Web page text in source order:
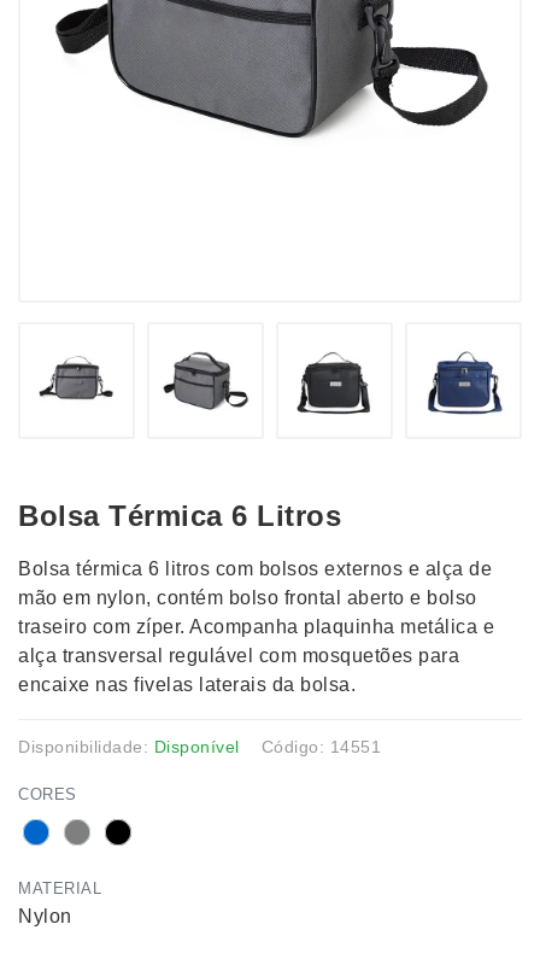
Bolsa Térmica 6 Litros
Bolsa térmica 6 litros com bolsos externos e alça de
mão em nylon, contém bolso frontal aberto e bolso
traseiro com zíper. Acompanha plaquinha metálica e
alça transversal regulável com mosquetões para
encaixe nas fivelas laterais da bolsa.
Disponibilidade: Disponível Código: 14551
CORES
MATERIAL
Nylon